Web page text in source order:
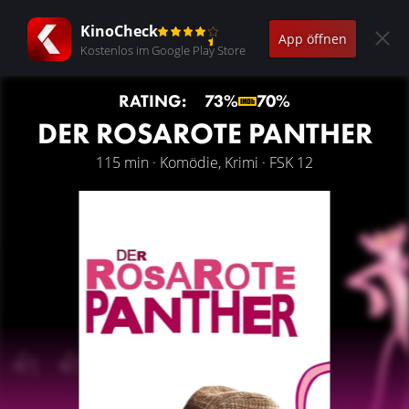
KinoCheck
Kostenlos im Google Play Store
App öffnen
RATING: 73% 70%
DER ROSAROTE PANTHER
115 min · Komödie, Krimi · FSK 12